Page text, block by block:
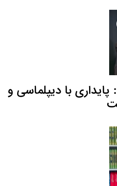
پایداری با دیپلماسی و